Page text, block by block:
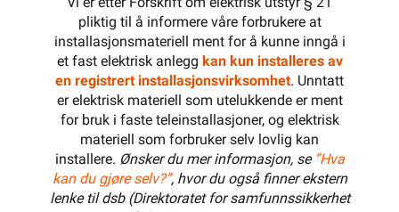
pliktig til å informere våre forbrukere at
installasjonsmateriell ment for å kunne inngå i
et fast elektrisk anlegg kan kun installeres av
en registrert installasjonsvirksomhet. Unntatt
er elektrisk materiell som utelukkende er ment
for bruk i faste teleinstallasjoner, og elektrisk
materiell som forbruker selv lovlig kan
installere. Ønsker du mer informasjon, se ”Hva
kan du gjøre selv?”, hvor du også finner ekstern
lenke til dsb (Direktoratet for samfunnssikkerhet